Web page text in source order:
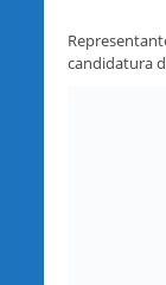
candidatura